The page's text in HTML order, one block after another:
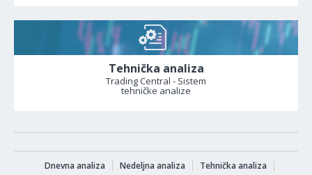
Tehnička analiza
Trading Central - Sistem
tehničke analize
Dnevna analiza Nedeljna analiza Tehnička analiza